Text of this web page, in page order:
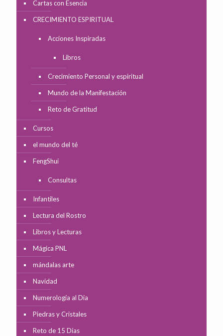
Cartas con Esencia
CRECIMIENTO ESPIRITUAL
Acciones Inspiradas
Libros
Crecimiento Personal y espiritual
Mundo de la Manifestación
Reto de Gratitud
Cursos
el mundo del té
FengShui
Consultas
Infantiles
Lectura del Rostro
Libros y Lecturas
Mágica PNL
mándalas arte
Navidad
Numerología al Día
Piedras y Cristales
Reto de 15 Días